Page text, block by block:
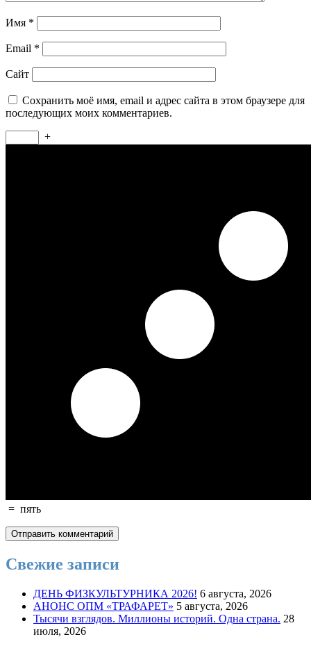
Имя *
Email *
Сайт
Сохранить моё имя, email и адрес сайта в этом браузере для
последующих моих комментариев.
+
= пять
Свежие записи
ДЕНЬ ФИЗКУЛЬТУРНИКА 2026! 6 августа, 2026
АНОНС ОПМ «ТРАФАРЕТ» 5 августа, 2026
Тысячи взглядов. Миллионы историй. Одна страна. 28
июля, 2026